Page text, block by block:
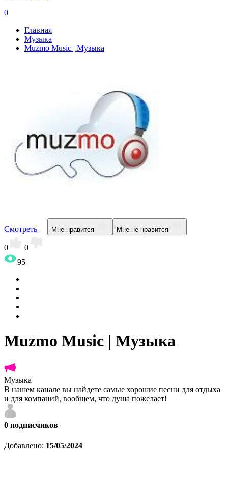
0
Главная
Музыка
Muzmo Music | Музыка
Смотреть Мне нравится Мне не нравится
0
0
95
Muzmo Music | Музыка
Музыка
В нашем канале вы найдете самые хорошие песни для отдыха
и для компаний, вообщем, что душа пожелает!
0 подписчиков
Добавлено: 15/05/2024